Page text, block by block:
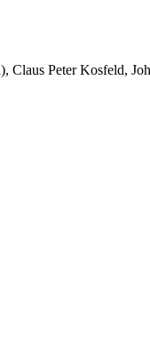
Claus Peter Kosfeld,